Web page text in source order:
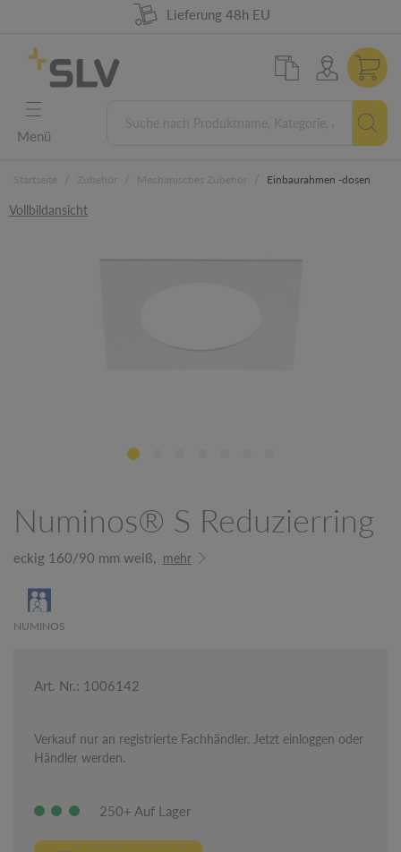
98% Warenverfügbarkeit
Lieferung 48h EU
5 Jahre Garantie
German Engineering
Menü
Einbaurahmen -dosen
Vollbildansicht
Numinos® S Reduzierring
eckig 160/90 mm weiß, mehr
NUMINOS
Art. Nr.: 1006142
Verkauf nur an registrierte Fachhändler. Jetzt einloggen oder
Händler werden.
250+ Auf Lager